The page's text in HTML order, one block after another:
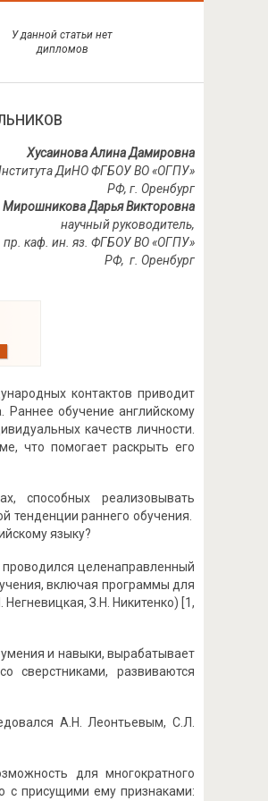
У данной статьи нет
дипломов
Хусаинова Алина Дамировна
ДиНО ФГБОУ ВО «ОГПУ»
РФ, г. Оренбург
Мирошникова Дарья Викторовна
научный руководитель,
пр. каф. ин. яз. ФГБОУ ВО «ОГПУ»
РФ, г. Оренбург
контактов приводит
Раннее обучение английскому
качеств личности.
что помогает раскрыть его
способных реализовывать
тенденции раннего обучения.
языку?
проводился целенаправленный
включая программы для
З.Н. Никитенко) [1,
и навыки, вырабатывает
сверстниками, развиваются
А.Н. Леонтьевым, С.Л.
для многократного
с присущими ему признаками: